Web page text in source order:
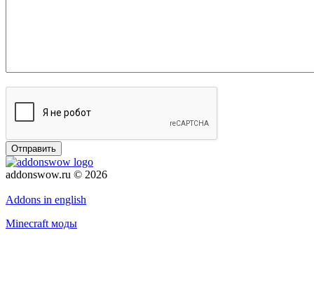
Отправить
addonswow.ru © 2026
Addons in english
Minecraft моды